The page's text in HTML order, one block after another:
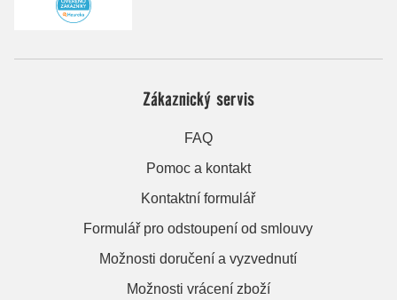
Zákaznický servis
FAQ
Pomoc a kontakt
Kontaktní formulář
Formulář pro odstoupení od smlouvy
Možnosti doručení a vyzvednutí
Možnosti vrácení zboží